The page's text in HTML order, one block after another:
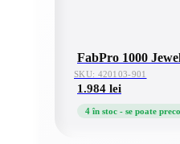
FabPro 1000
SKU: 420103-901
1.984 lei
4 în stoc - se poate